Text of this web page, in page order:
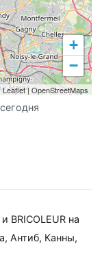
+
−
Leaflet|OpenStreetMaps
BRICOLEUR на
Антиб, Канны,